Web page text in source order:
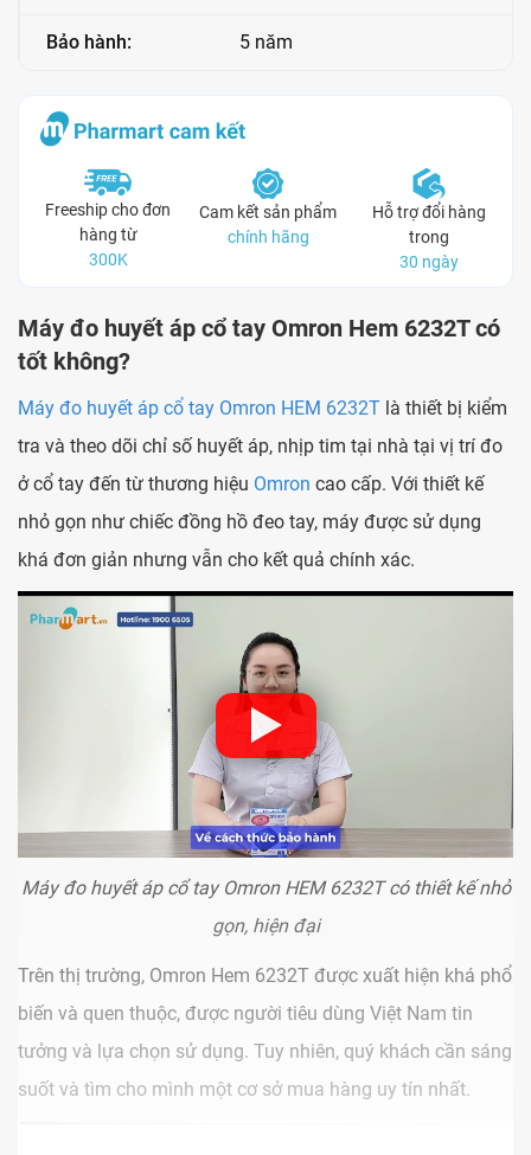
Bảo hành: 5 năm
Freeship cho đơn
hàng từ
300K
Cam kết sản phẩm
chính hãng
Hỗ trợ đổi hàng
trong
30 ngày
Máy đo huyết áp cổ tay Omron Hem 6232T có
tốt không?
Máy đo huyết áp cổ tay Omron HEM 6232T là thiết bị kiểm
tra và theo dõi chỉ số huyết áp, nhịp tim tại nhà tại vị trí đo
ở cổ tay đến từ thương hiệu Omron cao cấp. Với thiết kế
nhỏ gọn như chiếc đồng hồ đeo tay, máy được sử dụng
khá đơn giản nhưng vẫn cho kết quả chính xác.
Máy đo huyết áp cổ tay Omron HEM 6232T có thiết kế nhỏ
gọn, hiện đại
Trên thị trường, Omron Hem 6232T được xuất hiện khá phổ
biến và quen thuộc, được người tiêu dùng Việt Nam tin
tưởng và lựa chọn sử dụng. Tuy nhiên, quý khách cần sáng
suốt và tìm cho mình một cơ sở mua hàng uy tín nhất.